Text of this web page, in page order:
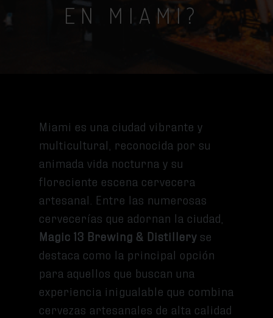
EN MIAMI?
Miami es una ciudad vibrante y
multicultural, reconocida por su
animada vida nocturna y su
floreciente escena cervecera
artesanal. Entre las numerosas
cervecerías que adornan la ciudad,
Magic 13 Brewing & Distillery se
destaca como la principal opción
para aquellos que buscan una
experiencia inigualable que combina
cervezas artesanales de alta calidad